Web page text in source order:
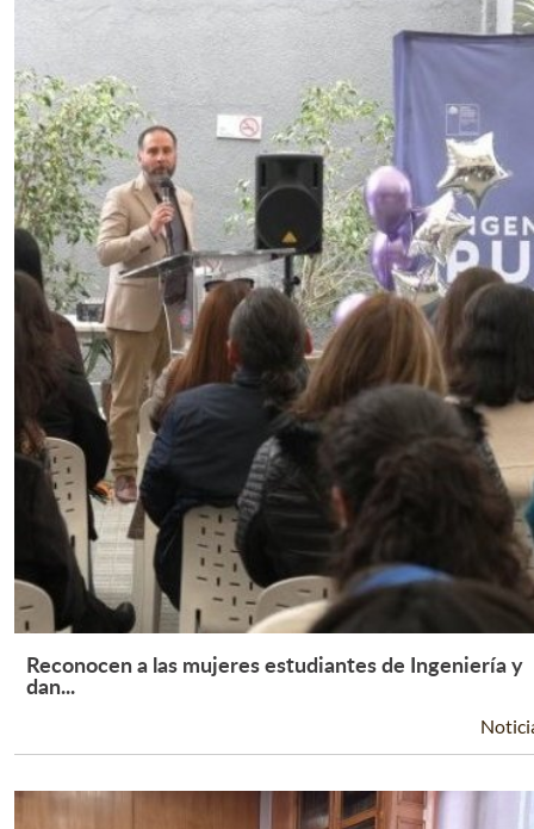
Leer Más +
Reconocen a las mujeres estudiantes de Ingeniería y
dan...